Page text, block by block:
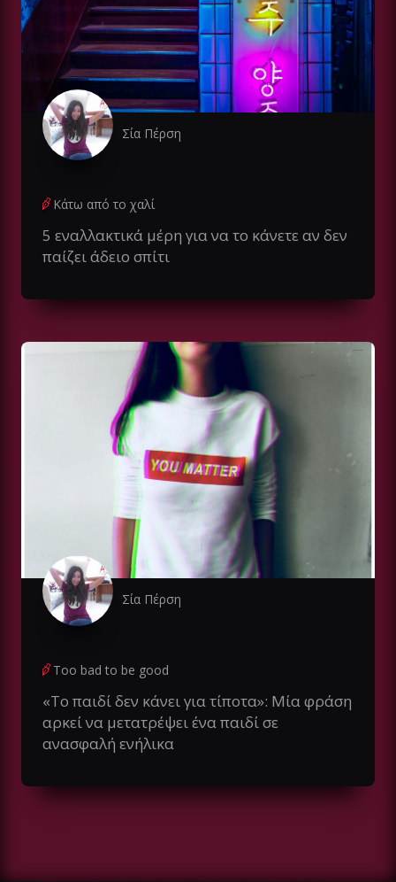
Σία Πέρση
Κάτω από το χαλί
5 εναλλακτικά μέρη για να το κάνετε αν δεν
παίζει άδειο σπίτι
Σία Πέρση
Too bad to be good
«Το παιδί δεν κάνει για τίποτα»: Μία φράση
αρκεί να μετατρέψει ένα παιδί σε
ανασφαλή ενήλικα